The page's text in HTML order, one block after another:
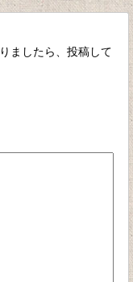
ましたら、投稿して